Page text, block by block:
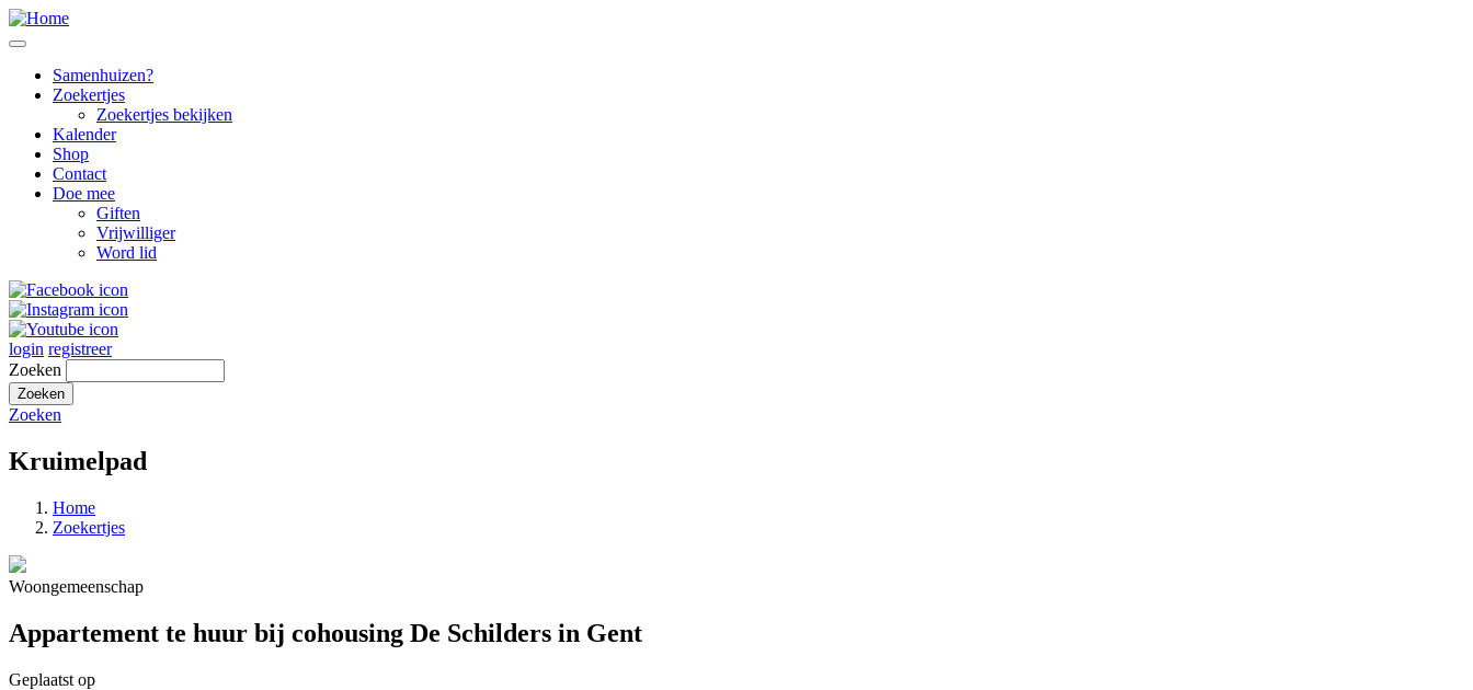
Samenhuizen?
Zoekertjes
Zoekertjes bekijken
Kalender
Shop
Contact
Doe mee
Giften
Vrijwilliger
Word lid
login registreer
Zoeken
Zoeken
Kruimelpad
Home
Zoekertjes
Woongemeenschap
Appartement te huur bij cohousing De Schilders in Gent
Geplaatst op